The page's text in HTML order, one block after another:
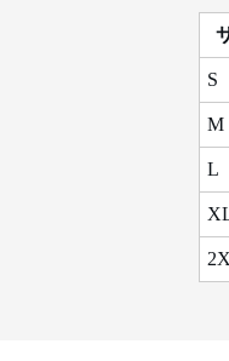
S
M
L